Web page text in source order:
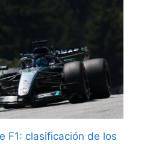
F1: clasificación de los